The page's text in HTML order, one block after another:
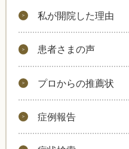
私が開院した理由
患者さまの声
プロからの推薦状
症例報告